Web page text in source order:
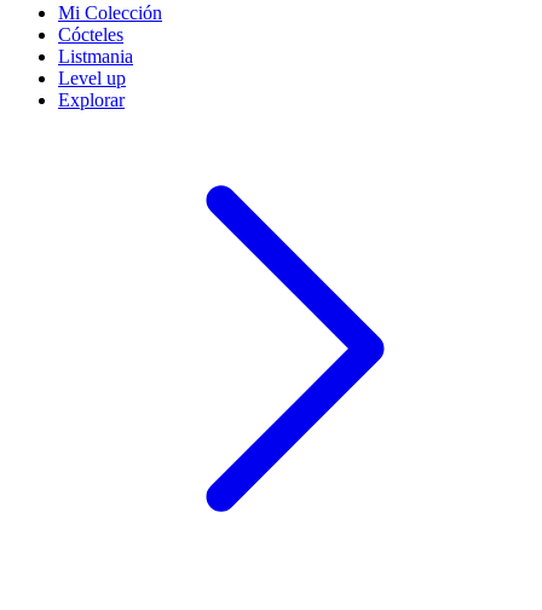
Mi Colección
Cócteles
Listmania
Level up
Explorar